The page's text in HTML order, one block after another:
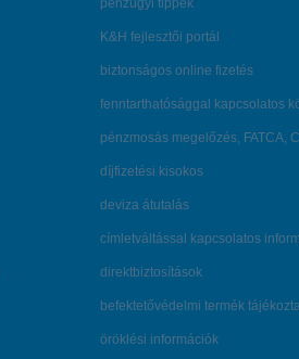
pénzügyi tippek
K&H fejlesztői portál
biztonságos online fizetés
fenntarthatósággal kapcsolatos
pénzmosás megelőzés, FATCA,
díjfizetési kisokos
deviza átutalás
címletváltással kapcsolatos
direktbiztosítások
befektetővédelmi termék
öröklési információk